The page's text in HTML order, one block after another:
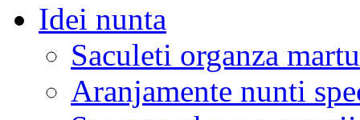
Idei nunta
Saculeti organza
Aranjamente nunti